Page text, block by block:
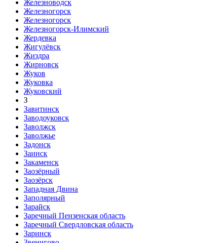
Железноводск
Железногорск
Железногорск
Железногорск-Илимский
Жердевка
Жигулёвск
Жиздра
Жирновск
Жуков
Жуковка
Жуковский
З
Завитинск
Заводоуковск
Заволжск
Заволжье
Задонск
Заинск
Закаменск
Заозёрный
Заозёрск
Западная Двина
Заполярный
Зарайск
Заречный Пензенская область
Заречный Свердловская область
Заринск